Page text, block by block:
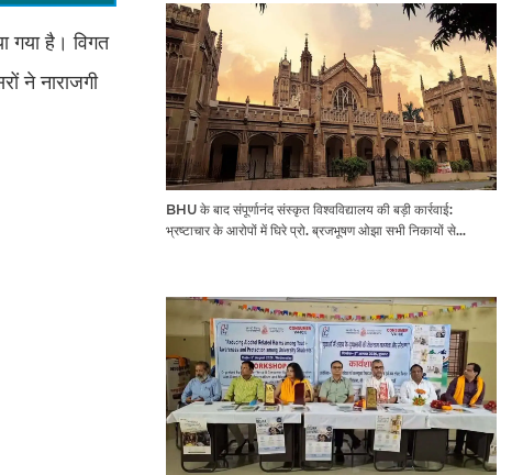
गया है। विगत
ने नाराजगी
BHU के बाद संपूर्णानंद संस्कृत विश्वविद्यालय की बड़ी कार्रवाई:
भ्रष्टाचार के आरोपों में घिरे प्रो. ब्रजभूषण ओझा सभी निकायों से